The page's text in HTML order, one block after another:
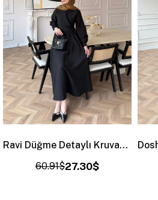
Ravi Düğme Detaylı Kruvaze Elbise Siyah (2011)
27.30$
60.91$